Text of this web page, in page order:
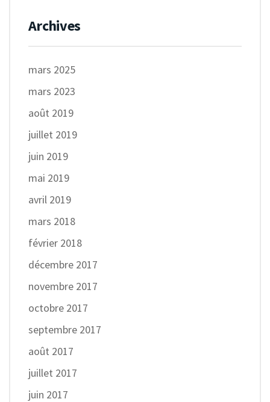
Archives
mars 2025
mars 2023
août 2019
juillet 2019
juin 2019
mai 2019
avril 2019
mars 2018
février 2018
décembre 2017
novembre 2017
octobre 2017
septembre 2017
août 2017
juillet 2017
juin 2017